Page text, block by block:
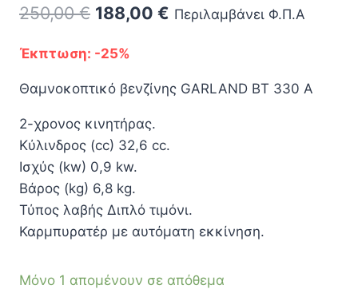
250,00€ Original
was:
250,00 €.
188,00 € Η
είναι:
Περιλαμβάνει Φ.Π.Α
Έκπτωση: -25%
Θαμνοκοπτικό βενζίνης GARLAND BT 330 A
2-χρονος κινητήρας.
Κύλινδρος (cc) 32,6 cc.
Ισχύς (kw) 0,9 kw.
Βάρος (kg) 6,8 kg.
Τύπος λαβής Διπλό τιμόνι.
Καρμπυρατέρ με αυτόματη εκκίνηση.
Μόνο 1 απομένουν σε απόθεμα